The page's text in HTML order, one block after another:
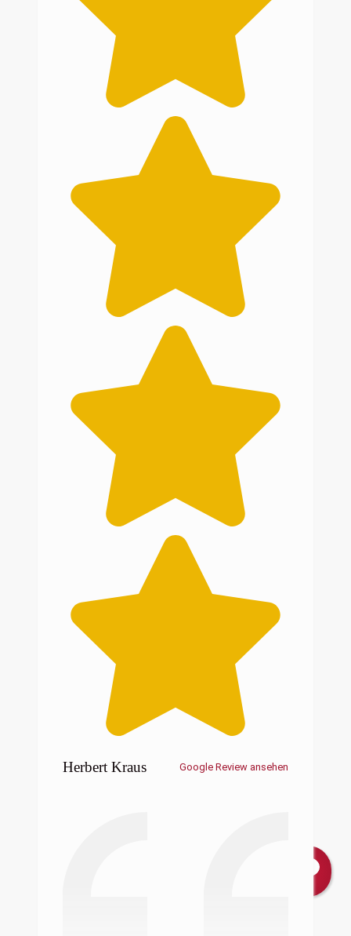
jeden Fall weiterempfehlen.
Ich hänge noch ein paar Fotos mit an,
damit jeder diesen Dachhimmel
bewundern kann.
Herbert Kraus Google Review ansehen